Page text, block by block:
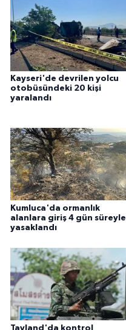
Kayseri'de devrilen yolcu
otobüsündeki 20 kişi
yaralandı
Kumluca'da ormanlık
alanlara giriş 4 gün süreyle
yasaklandı
Tayland'da kontrol